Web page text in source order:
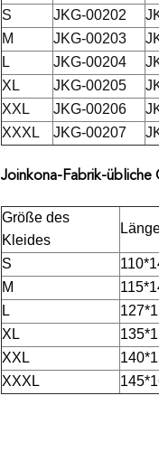
S
JKG-00202
M
JKG-00203
L
JKG-00204
XL
JKG-00205
XXL
JKG-00206
XXXL
JKG-00207
Joinkona-Fabrik-übliche
Größe des
Kleides
S
M
L
XL
XXL
XXXL